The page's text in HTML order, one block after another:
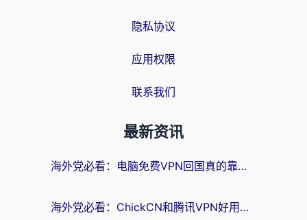
隐私协议
应用权限
联系我们
最新资讯
海外党必看：电脑免费VPN回国真的靠谱吗？附实测对比与最优方案指南
海外党必看：ChickCN和腾讯VPN好用吗？3招选对回国加速器，告别地区限制